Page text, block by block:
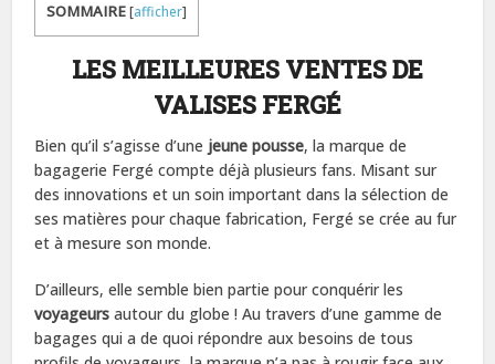
SOMMAIRE[afficher]
LES MEILLEURES VENTES DE
VALISES FERGÉ
Bien qu’il s’agisse d’une jeune pousse, la marque de
bagagerie Fergé compte déjà plusieurs fans. Misant sur
des innovations et un soin important dans la sélection de
ses matières pour chaque fabrication, Fergé se crée au fur
et à mesure son monde.
D’ailleurs, elle semble bien partie pour conquérir les
voyageurs autour du globe ! Au travers d’une gamme de
bagages qui a de quoi répondre aux besoins de tous